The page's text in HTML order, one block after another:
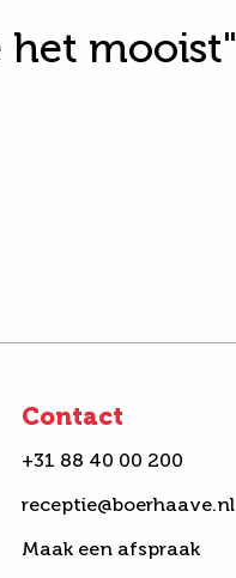
het mooist"
Contact
+31 88 40 00 200
receptie@boerhaave.nl
Maak een afspraak